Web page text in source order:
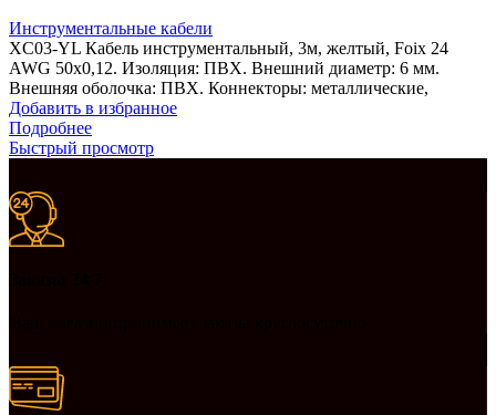
Инструментальные кабели
XC03-YL Кабель инструментальный, 3м, желтый, Foix 24
AWG 50х0,12. Изоляция: ПВХ. Внешний диаметр: 6 мм.
Внешняя оболочка: ПВХ. Коннекторы: металлические,
Добавить в избранное
Подробнее
Быстрый просмотр